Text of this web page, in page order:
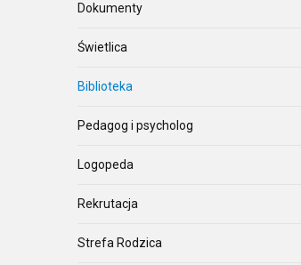
Dokumenty
Świetlica
Biblioteka
Pedagog i psycholog
Logopeda
Rekrutacja
Strefa Rodzica